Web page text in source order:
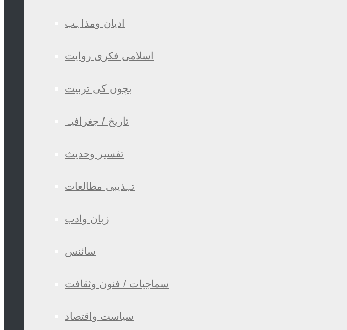
ادیان ومذاہب
اسلامی فکری روایت
بچوں کی تربیت
تاریخ / جغرافیہ
تفسیر وحدیث
تہذیبی مطالعات
زبان وادب
سائنس
سماجیات / فنون وثقافت
سیاست واقتصاد